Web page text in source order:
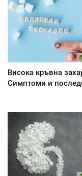
Висока кръвна
Симптоми и